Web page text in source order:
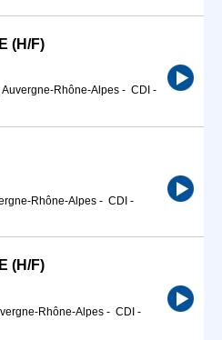
(H/F)
Rhône-Alpes - CDI -
Rhône-Alpes - CDI -
(H/F)
Rhône-Alpes - CDI -